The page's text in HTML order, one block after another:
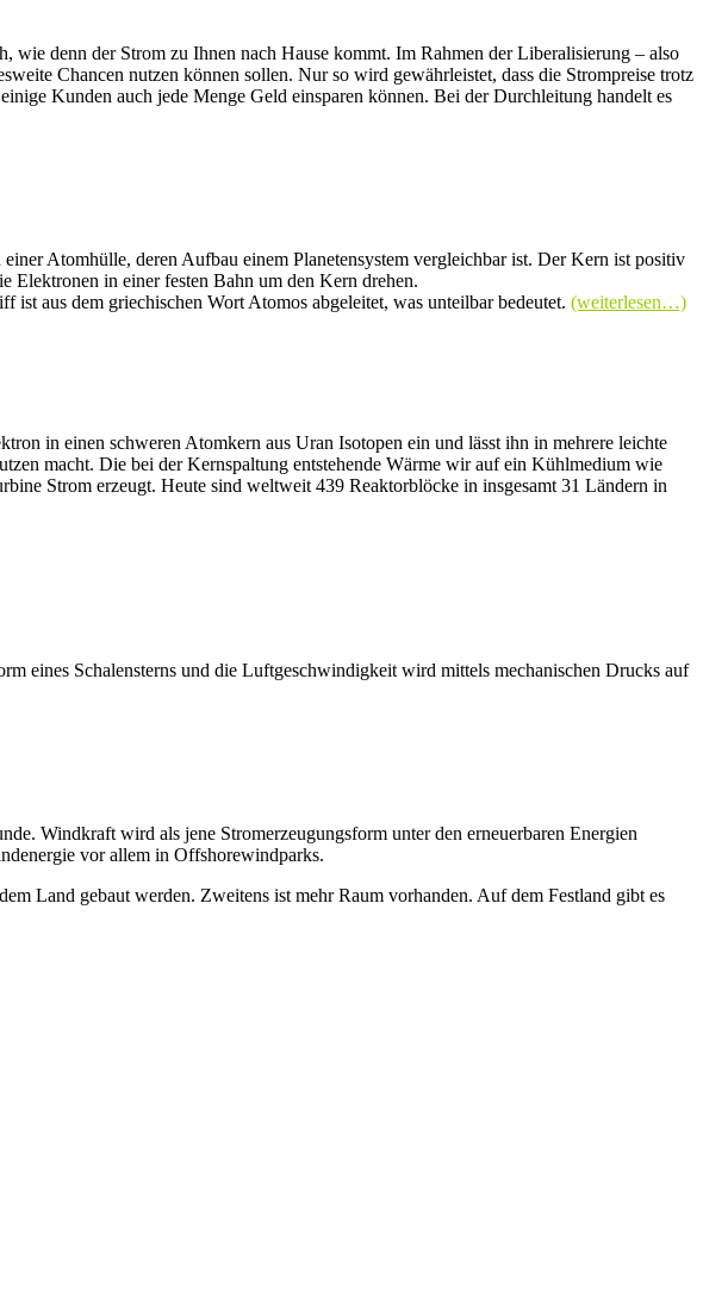
wie denn der Strom zu Ihnen nach Hause kommt. Im Rahmen der Liberalisierung – also
Chancen nutzen können sollen. Nur so wird gewährleistet, dass die Strompreise trotz
Kunden auch jede Menge Geld einsparen können. Bei der Durchleitung handelt es
Atomhülle, deren Aufbau einem Planetensystem vergleichbar ist. Der Kern ist positiv
Elektronen in einer festen Bahn um den Kern drehen.
aus dem griechischen Wort Atomos abgeleitet, was unteilbar bedeutet. (weiterlesen…)
in einen schweren Atomkern aus Uran Isotopen ein und lässt ihn in mehrere leichte
macht. Die bei der Kernspaltung entstehende Wärme wir auf ein Kühlmedium wie
Strom erzeugt. Heute sind weltweit 439 Reaktorblöcke in insgesamt 31 Ländern in
eines Schalensterns und die Luftgeschwindigkeit wird mittels mechanischen Drucks auf
Windkraft wird als jene Stromerzeugungsform unter den erneuerbaren Energien
vor allem in Offshorewindparks.
Land gebaut werden. Zweitens ist mehr Raum vorhanden. Auf dem Festland gibt es